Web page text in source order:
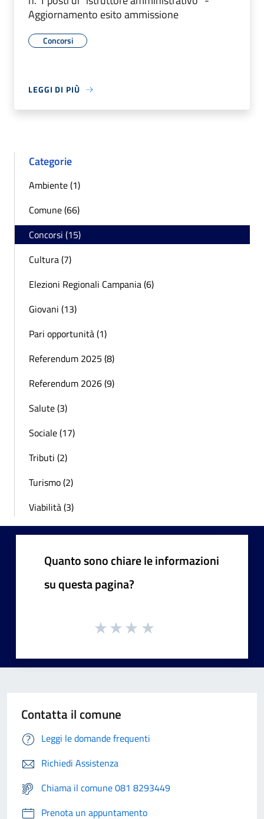
Aggiornamento esito ammissione
Concorsi
LEGGI DI PIÙ
Categorie
Ambiente (1)
Comune (66)
Concorsi (15)
Cultura (7)
Elezioni Regionali Campania (6)
Giovani (13)
Pari opportunità (1)
Referendum 2025 (8)
Referendum 2026 (9)
Salute (3)
Sociale (17)
Tributi (2)
Turismo (2)
Viabilità (3)
Quanto sono chiare le informazioni
su questa pagina?
Contatta il comune
Leggi le domande frequenti
Richiedi Assistenza
Chiama il comune 081 8293449
Prenota un appuntamento